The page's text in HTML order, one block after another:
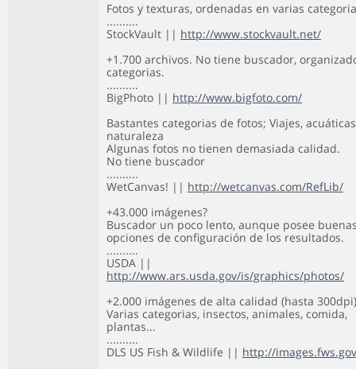
Fotos y texturas, ordenadas en varias
..........
StockVault || http://www.stockvault.net/
+1.700 archivos. No tiene buscador,
categorias.
..........
BigPhoto || http://www.bigfoto.com/
Bastantes categorias de fotos; Viajes,
naturaleza
Algunas fotos no tienen demasiada calidad.
No tiene buscador
..........
WetCanvas! || http://wetcanvas.com/RefLib/
+43.000 imágenes?
Buscador un poco lento, aunque posee
opciones de configuración de los resultados.
..........
USDA ||
http://www.ars.usda.gov/is/graphics/photos/
+2.000 imágenes de alta calidad (hasta
Varias categorias, insectos, animales, comida,
plantas...
..........
DLS US Fish & Wildlife || http://